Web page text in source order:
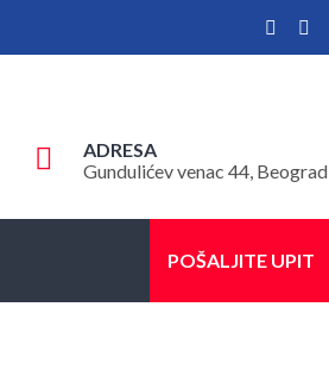
ADRESA
Gundulićev venac 44, Beograd
POŠALJITE UPIT